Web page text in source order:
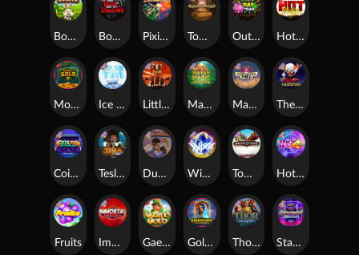
Outsourced: Payday
Manhattan Goes Wild
Book Of Shadows Hot Nudge
Starstruck
Monkey's Gold xPays Little Bighorn
Tomb of Akhenaten
Golden Genie And The Walking Wilds
Immortal Fruits
Tesla Jolt Dungeon Quest
Coins of Fortune
Mayan Magic Wildfire
WiXX
Fruits
Bonus Bunnies
Hot 4 Cash
Tombstone
Gaelic Gold
The Creepy Carnival
Pixies vs Pirates
Thor: Hammer Time
Ice Ice Yeti